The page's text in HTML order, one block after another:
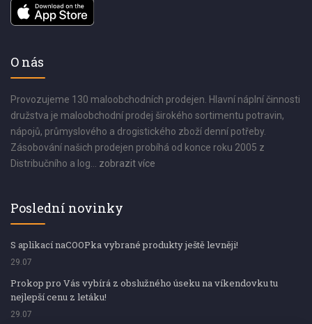
O nás
Provozujeme 130 maloobchodních prodejen. Hlavní náplní činnosti
družstva je maloobchodní prodej širokého sortimentu potravin,
nápojů, průmyslového a drogistického zboží denní potřeby.
Zásobování našich prodejen probíhá od konce roku 2005 z
Distribučního a log... zobrazit více
Poslední novinky
S aplikací naCOOPka vybrané produkty ještě levněji!
29.07
Prokop pro Vás vybírá z obslužného úseku na víkendovku tu
nejlepší cenu z letáku!
29.07